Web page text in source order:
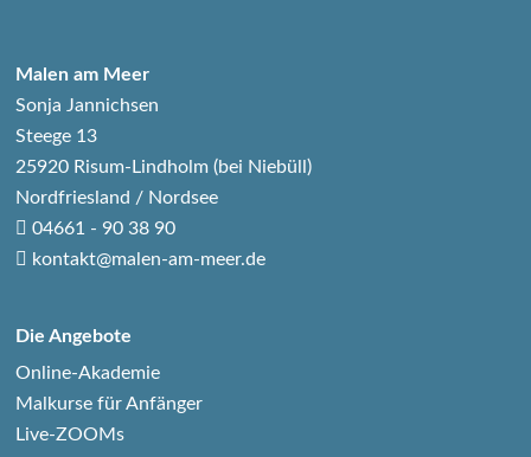
Malen am Meer
Sonja Jannichsen
Steege 13
25920 Risum-Lindholm (bei Niebüll)
Nordfriesland / Nordsee
04661 - 90 38 90
kontakt@malen-am-meer.de
Die Angebote
Online-Akademie
Malkurse für Anfänger
Live-ZOOMs